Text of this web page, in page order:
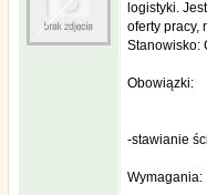
logistyki.
oferty pracy,
Stanowisko:
Obowiązki:
-stawianie
Wymagania: